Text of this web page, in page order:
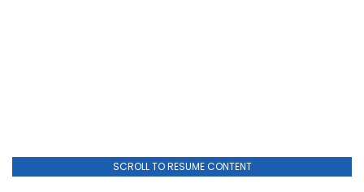
SCROLL TO RESUME CONTENT